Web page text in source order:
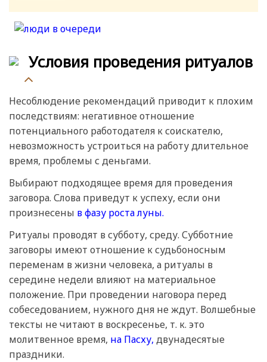
Условия проведения ритуалов
Несоблюдение рекомендаций приводит к плохим
последствиям: негативное отношение
потенциального работодателя к соискателю,
невозможность устроиться на работу длительное
время, проблемы с деньгами.
Выбирают подходящее время для проведения
заговора. Слова приведут к успеху, если они
произнесены в фазу роста луны.
Ритуалы проводят в субботу, среду. Субботние
заговоры имеют отношение к судьбоносным
переменам в жизни человека, а ритуалы в
середине недели влияют на материальное
положение. При проведении наговора перед
собеседованием, нужного дня не ждут. Волшебные
тексты не читают в воскресенье, т. к. это
молитвенное время, на Пасху, двунадесятые
праздники.